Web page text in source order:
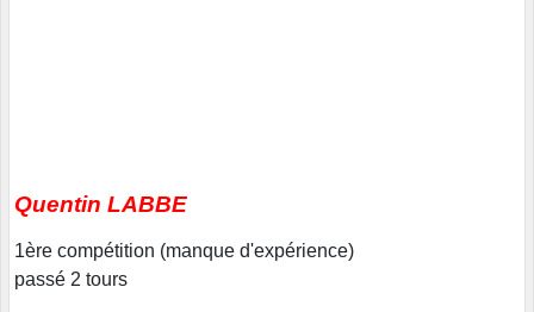
Quentin LABBE
1ère compétition (manque d'expérience)
passé 2 tours